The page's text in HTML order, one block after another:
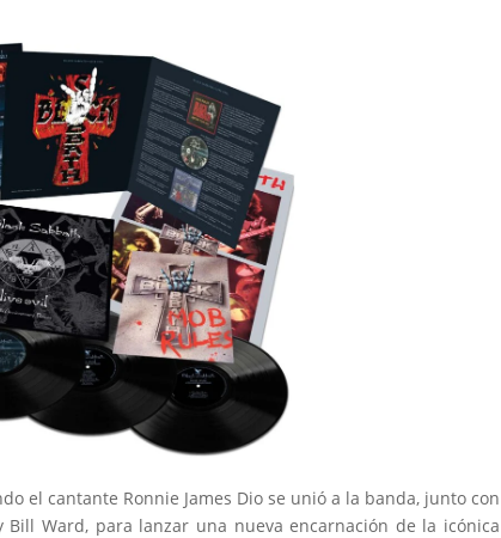
el cantante Ronnie James Dio se unió a la banda, junto con
Ward, para lanzar una nueva encarnación de la icónica